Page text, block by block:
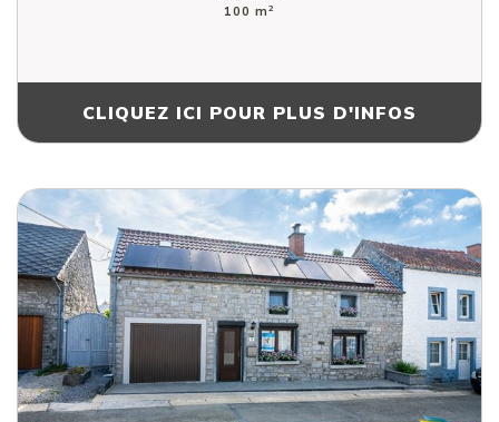
100 m 2
CLIQUEZ ICI POUR PLUS D'INFOS